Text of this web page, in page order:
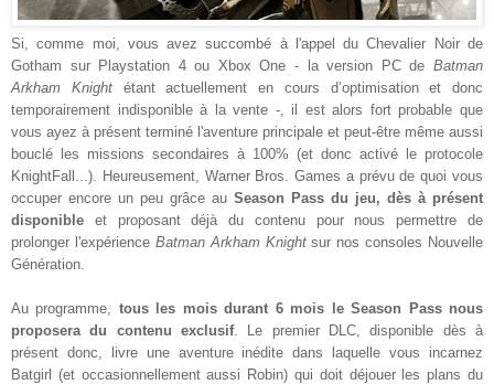
Si, comme moi, vous avez succombé à l'appel du Chevalier Noir de
Gotham sur Playstation 4 ou Xbox One - la version PC de Batman
Arkham Knightétant actuellement en cours d’optimisation et donc
temporairement indisponible à la vente -, il est alors fort probable que
vous ayez à présent terminé l'aventure principale et peut-être même aussi
bouclé les missions secondaires à 100% (et donc activé le protocole
KnightFall...). Heureusement, Warner Bros. Games a prévu de quoi vous
occuper encore un peu grâce au Season Pass du jeu, dès à présent
disponible et proposant déjà du contenu pour nous permettre de
prolonger l'expérience Batman Arkham Knightsur nos consoles Nouvelle
Génération.
Au programme, tous les mois durant 6 mois le Season Pass nous
proposera du contenu exclusif. Le premier DLC, disponible dès à
présent donc, livre une aventure inédite dans laquelle vous incarnez
Batgirl (et occasionnellement aussi Robin) qui doit déjouer les plans du